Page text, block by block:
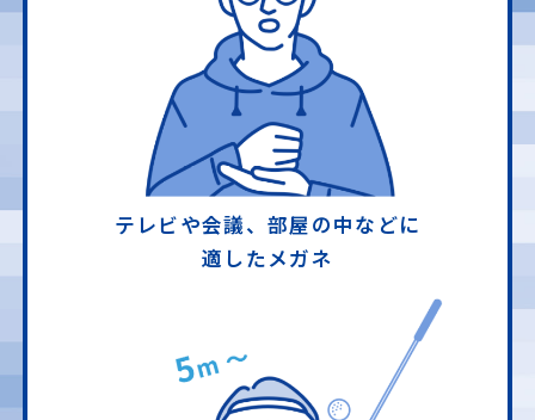
テレビや会議、部屋の中などに
適したメガネ